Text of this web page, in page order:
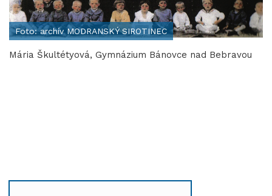
Foto: archív MODRANSKÝ SIROTINEC
Mária Škultétyová, Gymnázium Bánovce nad Bebravou